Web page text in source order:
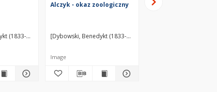
(1833-1930)] ?
Alczyk - okaz zoologiczny
[Dybowski, Benedykt (1833-1930)] ?
Image
Głowa morsa -